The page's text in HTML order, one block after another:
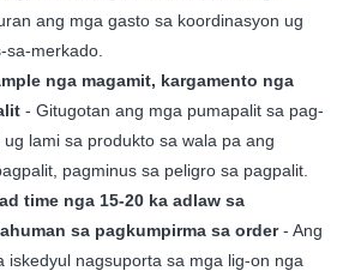
ang mga gasto sa koordinasyon ug
merkado.
nga magamit, kargamento nga
- Gitugotan ang mga pumapalit sa pag-
lami sa produkto sa wala pa ang
pagminus sa peligro sa pagpalit.
time nga 15-20 ka adlaw sa
sa pagkumpirma sa order- Ang
iskedyul nagsuporta sa mga lig-on nga